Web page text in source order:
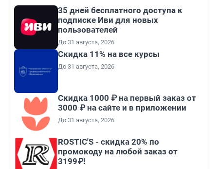
35 дней бесплатного доступа к
подписке Иви для новых
пользователей
До 31 августа, 2026
Скидка 11% на все курсы
До 31 августа, 2026
Скидка 1000 ₽ на первый заказ от
3000 ₽ на сайте и в приложении
До 31 августа, 2026
ROSTIC'S - скидка 20% по
промокоду на любой заказ от
3199₽!